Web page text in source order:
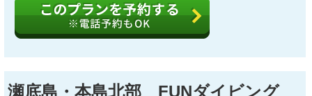
瀬底島・本島北部 FUNダイビング